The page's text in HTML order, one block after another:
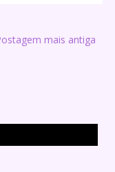
mais antiga